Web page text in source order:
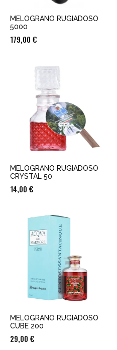
MELOGRANO RUGIADOSO
5000
179,00 €
MELOGRANO RUGIADOSO
CRYSTAL 50
14,00 €
MELOGRANO RUGIADOSO
CUBE 200
29,00 €